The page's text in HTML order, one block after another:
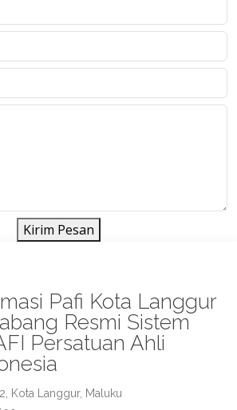
Kirim Pesan
Pafi Kota Langgur
Resmi Sistem
Persatuan Ahli
Kota Langgur, Maluku